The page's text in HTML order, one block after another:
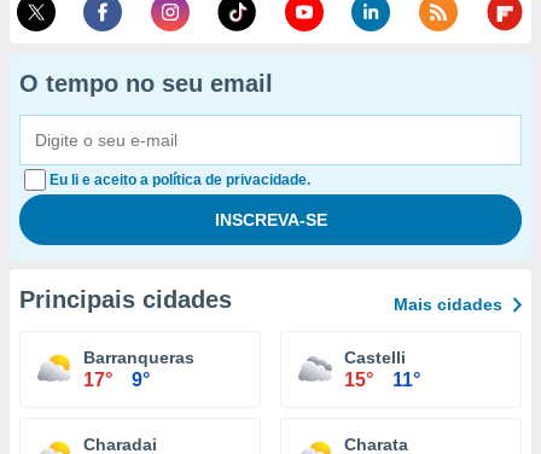
O tempo no seu email
Eu li e aceito a política de privacidade.
Principais cidades Mais cidades
Barranqueras
17° 9°
Castelli
15° 11°
Charadai Charata